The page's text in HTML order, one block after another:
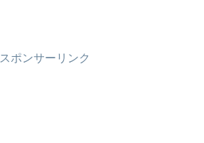
スポンサーリンク